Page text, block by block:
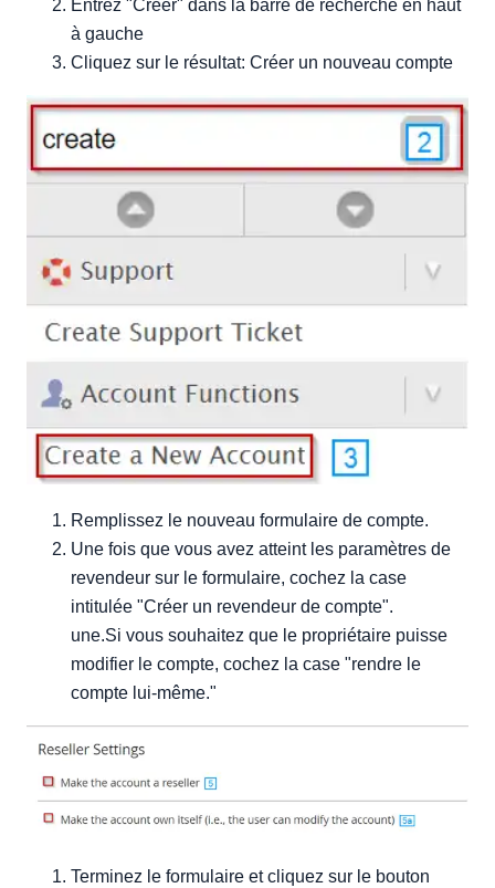
Entrez "Créer" dans la barre de recherche en haut
à gauche
Cliquez sur le résultat: Créer un nouveau compte
Remplissez le nouveau formulaire de compte.
Une fois que vous avez atteint les paramètres de
revendeur sur le formulaire, cochez la case
intitulée "Créer un revendeur de compte".
une.Si vous souhaitez que le propriétaire puisse
modifier le compte, cochez la case "rendre le
compte lui-même."
Terminez le formulaire et cliquez sur le bouton